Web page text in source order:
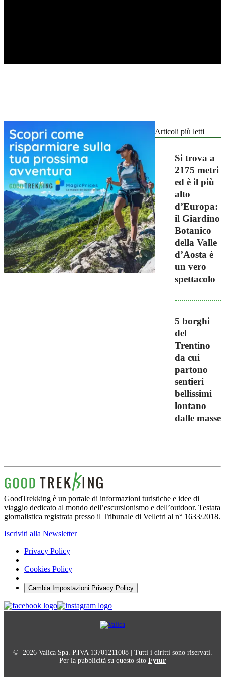
Articoli più letti
Si trova a
2175 metri
ed è il più
alto
d’Europa:
il Giardino
Botanico
della Valle
d’Aosta è
un vero
spettacolo
5 borghi
del
Trentino
da cui
partono
sentieri
bellissimi
lontano
dalle masse
GoodTrekking è un portale di informazioni turistiche e idee di
viaggio dedicato al mondo dell’escursionismo e dell’outdoor. Testata
giornalistica registrata presso il Tribunale di Velletri al n° 1633/2018.
Iscriviti alla Newsletter
Privacy Policy
|
Cookies Policy
|
Cambia Impostazioni Privacy Policy
© 2026 Valica Spa. P.IVA 13701211008 | Tutti i diritti sono riservati.
Per la pubblicità su questo sito Fytur